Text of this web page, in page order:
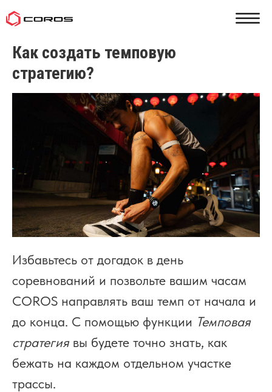
Как создать темповую
стратегию?
Избавьтесь от догадок в день
соревнований и позвольте вашим часам
COROS направлять ваш темп от начала и
до конца. С помощью функции Темповая
стратегиявы будете точно знать, как
бежать на каждом отдельном участке
трассы.